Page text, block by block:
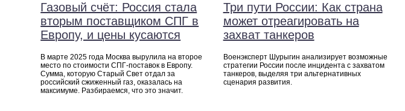
Газовый счёт: Россия стала
вторым поставщиком СПГ в
Европу, и цены кусаются
В марте 2025 года Москва вырулила на второе
место по стоимости СПГ-поставок в Европу.
Сумма, которую Старый Свет отдал за
российский сжиженный газ, оказалась на
максимуме. Разбираемся, что это значит.
Три пути России: Как страна
может отреагировать на
захват танкеров
Военэксперт Шурыгин анализирует возможные
стратегии России после инцидента с захватом
танкеров, выделяя три альтернативных
сценария развития.